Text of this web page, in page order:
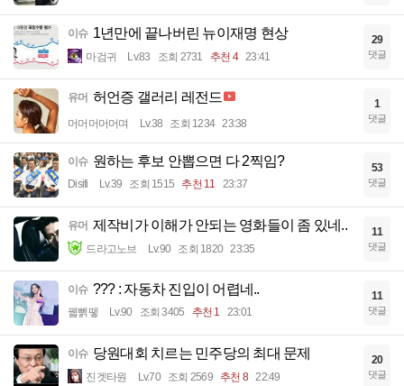
이슈 1년만에 끝나버린 뉴이재명 현상
마검귀 Lv.83 조회 2731 추천 4 23:41
29
댓글
유머 허언증 갤러리 레전드
머머머머머며 Lv.38 조회 1234 23:38
1
댓글
이슈 원하는 후보 안뽑으면 다 2찍임?
Disifi Lv.39 조회 1515 추천 11 23:37
53
댓글
유머 제작비가 이해가 안되는 영화들이 좀 있네..
드라고노브 Lv.90 조회 1820 23:35
11
댓글
이슈 ??? : 자동차 진입이 어렵네..
꿻뻵뗗 Lv.90 조회 3405 추천 1 23:01
11
댓글
이슈 당원대회 치르는 민주당의 최대 문제
진겟타원 Lv.70 조회 2569 추천 8 22:49
20
댓글